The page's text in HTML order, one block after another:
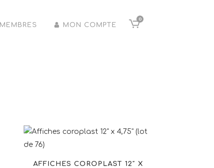
0
MEMBRES MON COMPTE
AFFICHES COROPLAST 12″ X